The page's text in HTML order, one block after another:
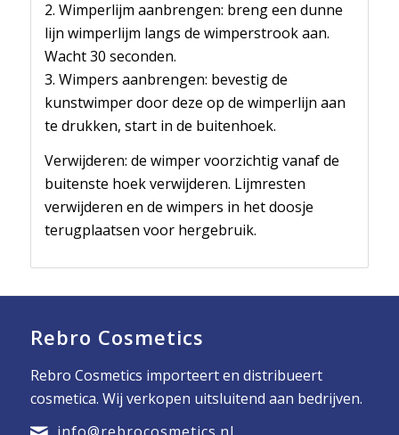
2. Wimperlijm aanbrengen: breng een dunne
lijn wimperlijm langs de wimperstrook aan.
Wacht 30 seconden.
3. Wimpers aanbrengen: bevestig de
kunstwimper door deze op de wimperlijn aan
te drukken, start in de buitenhoek.
Verwijderen: de wimper voorzichtig vanaf de
buitenste hoek verwijderen. Lijmresten
verwijderen en de wimpers in het doosje
terugplaatsen voor hergebruik.
Rebro Cosmetics
Rebro Cosmetics importeert en distribueert
cosmetica. Wij verkopen uitsluitend aan bedrijven.